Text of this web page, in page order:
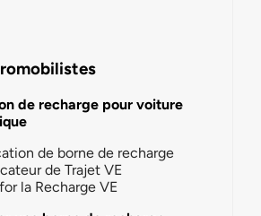
de recharge pour voiture
de borne de recharge
de Trajet VE
la Recharge VE